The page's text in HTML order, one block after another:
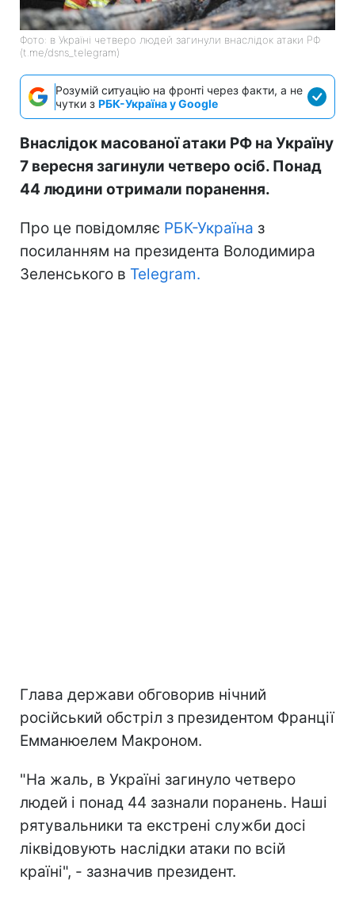
Фото: в Україні четверо людей загинули внаслідок атаки РФ
(t.me/dsns_telegram)
Розумій ситуацію на фронті через факти, а не
чутки з РБК-Україна у Google
Внаслідок масованої атаки РФ на Україну
7 вересня загинули четверо осіб. Понад
44 людини отримали поранення.
Про це повідомляє РБК-Україна з
посиланням на президента Володимира
Зеленського в Telegram.
Глава держави обговорив нічний
російський обстріл з президентом Франції
Емманюелем Макроном.
"На жаль, в Україні загинуло четверо
людей і понад 44 зазнали поранень. Наші
рятувальники та екстрені служби досі
ліквідовують наслідки атаки по всій
країні", - зазначив президент.